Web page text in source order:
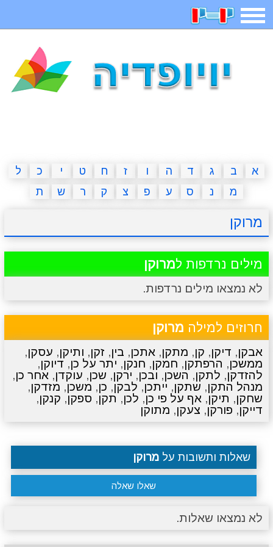
תפריט
איש תלוי מדריכים פוקימון גו מצא הבדלים
יצירה משחקי בנות אשליות חדשות
א ב ג ד ה ו ז ח ט י כ
ל
מ
נ ס ע פ צ ק ר ש ת
מרוקן
מילים נרדפות למרוקן
לא נמצאו מילים נרדפות.
חרוזים למילה מרוקן
אבקן, דיקן, קן, מתקן, אתכן, בין, זקן, ותיקן, עסקן,
ממשכן, הרפתקן, חמקן, חנקן, יתר על כן, דיוקן,
להזדקן, לתקן, השכן, ובכן, ירקן, שכן, עוקדן, אחר כן,
מנהל התקן, שתקן, ייתכן, לבקן, כן, משכן, מזדקן,
שחקן, תיקן, אף על פי כן, לכן, תקן, ספקן, קנקן,
דייקן, פורקן, צעקן, מתוקן
שאלות ותשובות על מרוקן
שאלו שאלה
לא נמצאו שאלות.